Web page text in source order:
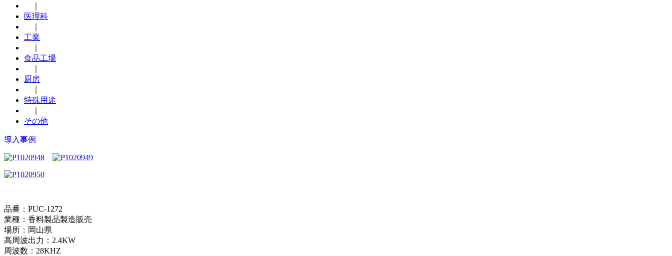
医理科
工業
食品工場
厨房
特殊用途
その他
導入事例
品番：PUC-1272
業種：香料製品製造販売
場所：岡山県
高周波出力：2.4KW
周波数：28KHZ